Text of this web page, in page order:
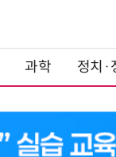
과학 정치·